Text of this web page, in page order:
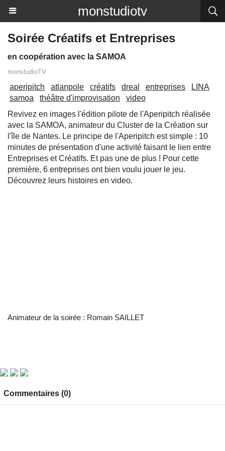
monstudiotv
Soirée Créatifs et Entreprises
en coopération avec la SAMOA
monstudioTV
aperipitch atlanpole créatifs dreal entreprises
LINA
samoa
théâtre d'improvisation
video
Revivez en images l'édition pilote de l'Aperipitch réalisée
avec la SAMOA, animateur du Cluster de la Création sur
l'île de Nantes. Le principe de l'Aperipitch est simple : 10
minutes de présentation d'une activité faisant le lien entre
Entreprises et Créatifs. Et pas une de plus ! Pour cette
première, 6 entreprises ont bien voulu jouer le jeu.
Découvrez leurs histoires en video.
Animateur de la soirée : Romain SAILLET
Commentaires (0)